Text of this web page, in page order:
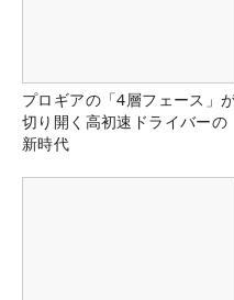
プロギアの「4層フェース」
切り開く高初速ドライバーの
新時代